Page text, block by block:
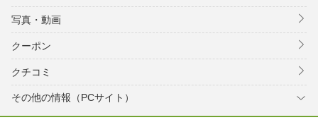
写真・動画
クーポン
クチコミ
その他の情報（PCサイト）